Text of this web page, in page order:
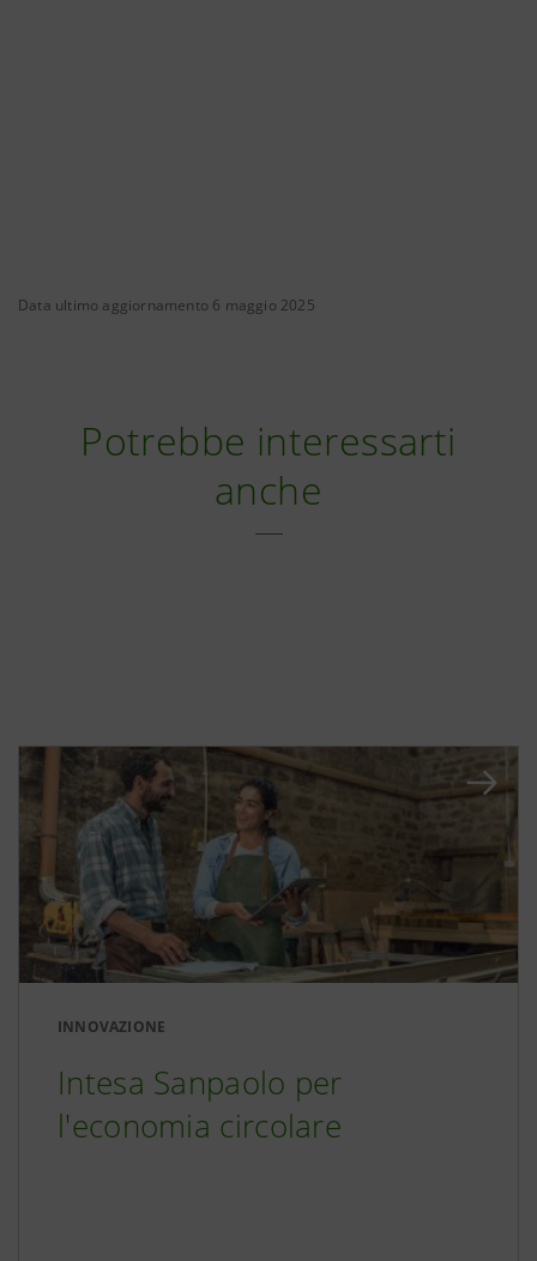
Data ultimo aggiornamento 6 maggio 2025
Potrebbe interessarti
anche
INNOVAZIONE
Intesa Sanpaolo per
l'economia circolare